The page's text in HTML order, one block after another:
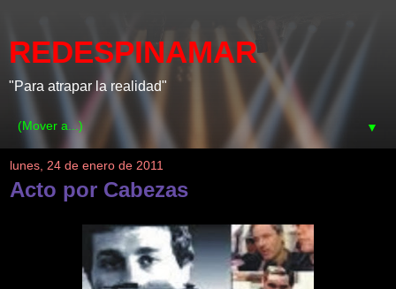
REDESPINAMAR
"Para atrapar la realidad"
▼
lunes, 24 de enero de 2011
Acto por Cabezas